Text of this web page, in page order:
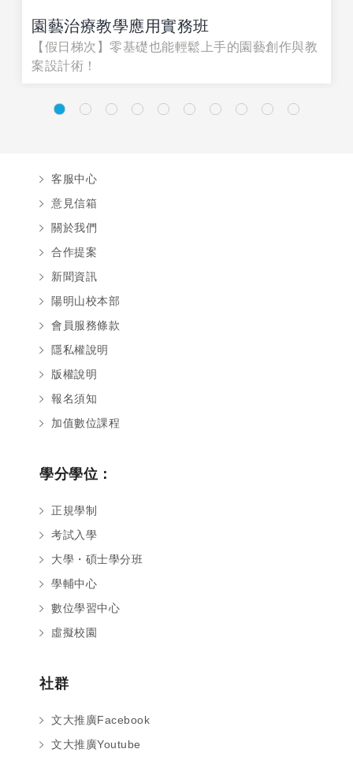
園藝治療教學應用實務班
【假日梯次】零基礎也能輕鬆上手的園藝創作與教
案設計術！
客服中心
意見信箱
關於我們
合作提案
新聞資訊
陽明山校本部
會員服務條款
隱私權說明
版權說明
報名須知
加值數位課程
學分學位：
正規學制
考試入學
大學・碩士學分班
學輔中心
數位學習中心
虛擬校園
社群
文大推廣Facebook
文大推廣Youtube